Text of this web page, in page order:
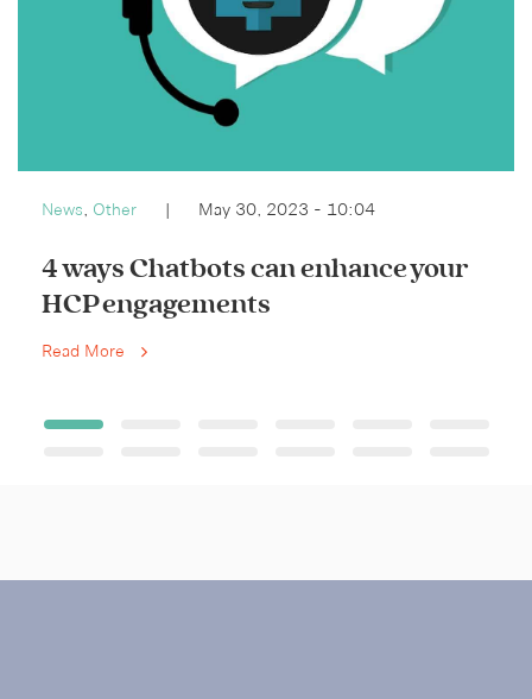
News, Other May 30, 2023 - 10:04
4 ways Chatbots can enhance your
HCP engagements
Read More